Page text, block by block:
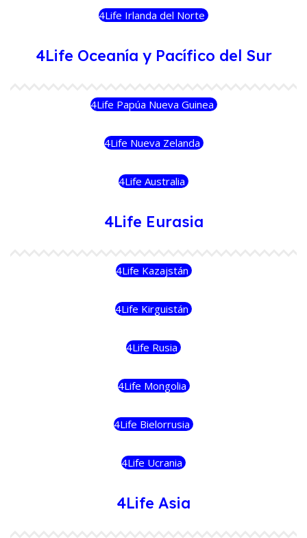
4Life Irlanda del Norte
4Life Oceanía y Pacífico del Sur
4Life Papúa Nueva Guinea
4Life Nueva Zelanda
4Life Australia
4Life Eurasia
4Life Kazajstán
4Life Kirguistán
4Life Rusia
4Life Mongolia
4Life Bielorrusia
4Life Ucrania
4Life Asia